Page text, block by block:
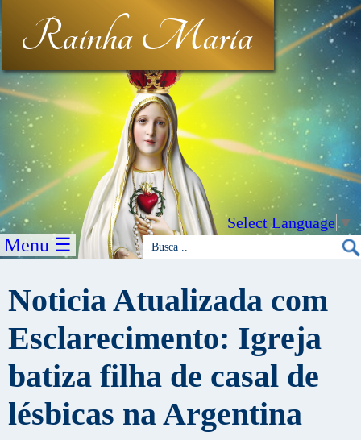
Rainha Maria
Select Language▼
Menu ☰
Noticia Atualizada com
Esclarecimento: Igreja
batiza filha de casal de
lésbicas na Argentina